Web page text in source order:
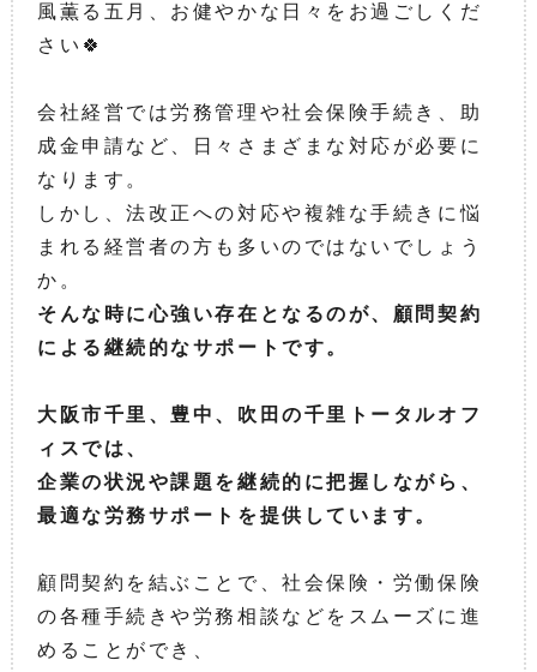
風薫る五月、お健やかな日々をお過ごしくだ
さい🍀
会社経営では労務管理や社会保険手続き、助
成金申請など、日々さまざまな対応が必要に
なります。
しかし、法改正への対応や複雑な手続きに悩
まれる経営者の方も多いのではないでしょう
か。
そんな時に心強い存在となるのが、顧問契約
による継続的なサポートです。
大阪市千里、豊中、吹田の千里トータルオフ
ィスでは、
企業の状況や課題を継続的に把握しながら、
最適な労務サポートを提供しています。
顧問契約を結ぶことで、社会保険・労働保険
の各種手続きや労務相談などをスムーズに進
めることができ、